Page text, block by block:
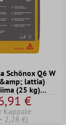
Schönox Q6 W
lattia)
(25 kg)
€
Kappale
2,28 €)